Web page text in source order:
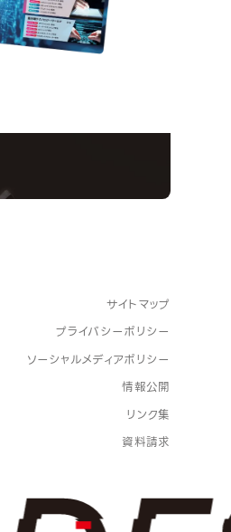
サイトマップ
プライバシーポリシー
ソーシャルメディアポリシー
情報公開
リンク集
資料請求